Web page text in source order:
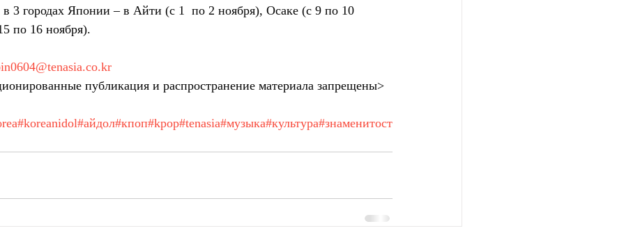
3 городах Японии – в Айти (с 1  по 2 ноября), Осаке (с 9 по 10
по 16 ноября).
публикация и распространение материала запрещены>
#koreanidol#айдол#кпоп#kpop#tenasia#музыка#культура#знаменитост